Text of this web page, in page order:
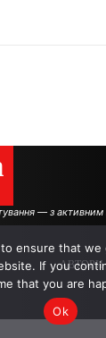
— з активним
АВТОРИ
ensure that
If you
that you are
Ok